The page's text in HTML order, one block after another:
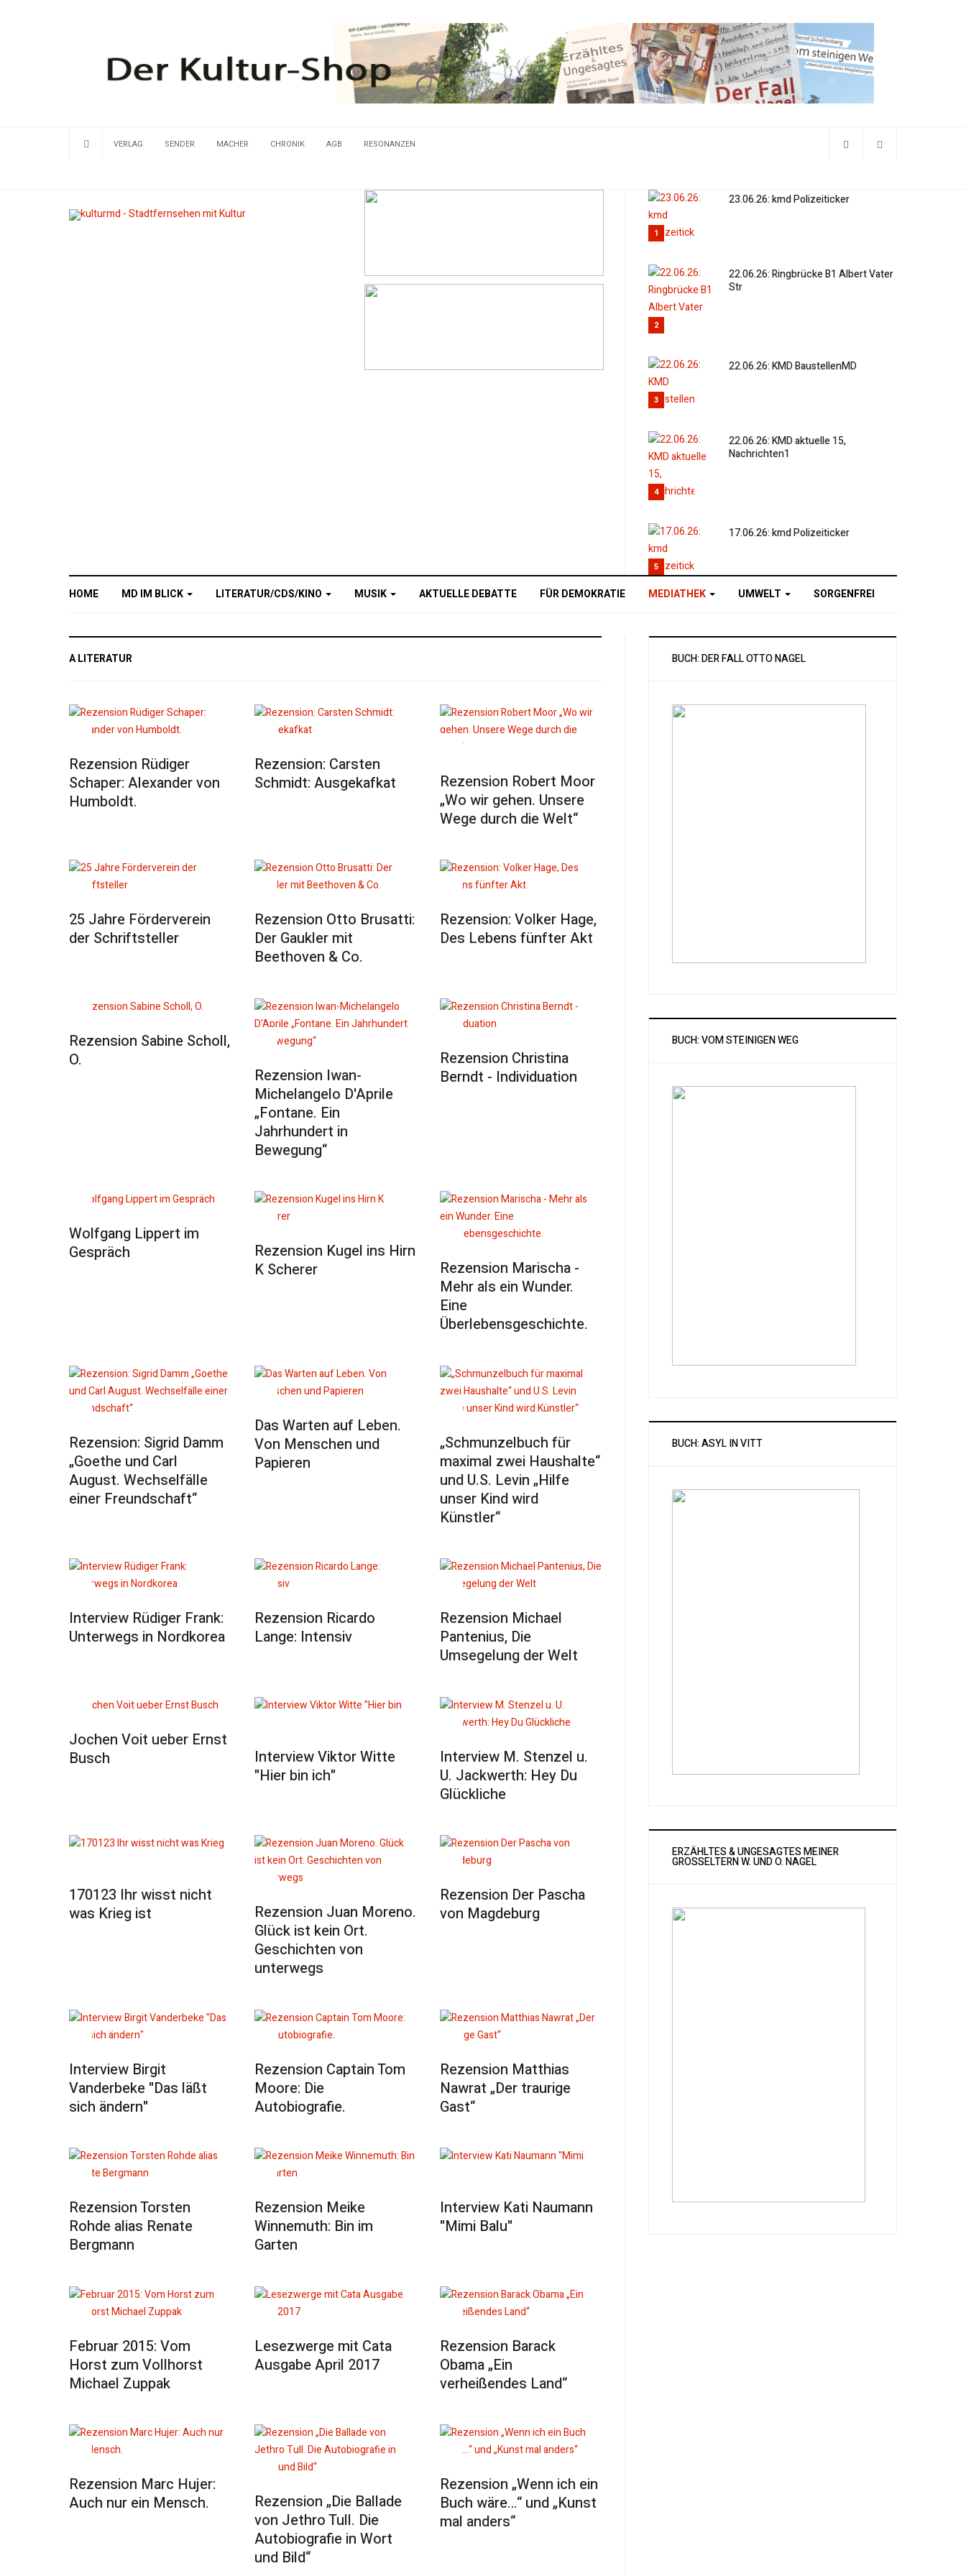
VERLAG SENDER MACHER CHRONIK AGB RESONANZEN
1
23.06.26: kmd Polizeiticker
2
22.06.26: Ringbrücke B1 Albert Vater
Str
3
22.06.26: KMD BaustellenMD
4
22.06.26: KMD aktuelle 15,
Nachrichten1
5
17.06.26: kmd Polizeiticker
HOME MD IM BLICK LITERATUR/CDS/KINO MUSIK AKTUELLE DEBATTE FÜR DEMOKRATIE MEDIATHEK UMWELT SORGENFREI
A LITERATUR
Rezension Rüdiger
Schaper: Alexander von
Humboldt.
Rezension: Carsten
Schmidt: Ausgekafkat
Rezension Robert Moor
„Wo wir gehen. Unsere
Wege durch die Welt“
25 Jahre Förderverein
der Schriftsteller
Rezension Otto Brusatti:
Der Gaukler mit
Beethoven & Co.
Rezension: Volker Hage,
Des Lebens fünfter Akt
Rezension Sabine Scholl,
O.
Rezension Iwan-
Michelangelo D'Aprile
„Fontane. Ein
Jahrhundert in
Bewegung“
Rezension Christina
Berndt - Individuation
Wolfgang Lippert im
Gespräch
Rezension Kugel ins Hirn
K Scherer
Rezension Marischa -
Mehr als ein Wunder.
Eine
Überlebensgeschichte.
Rezension: Sigrid Damm
„Goethe und Carl
August. Wechselfälle
einer Freundschaft“
Das Warten auf Leben.
Von Menschen und
Papieren
„Schmunzelbuch für
maximal zwei Haushalte“
und U.S. Levin „Hilfe
unser Kind wird
Künstler“
Interview Rüdiger Frank:
Unterwegs in Nordkorea
Rezension Ricardo
Lange: Intensiv
Rezension Michael
Pantenius, Die
Umsegelung der Welt
Jochen Voit ueber Ernst
Busch
Interview Viktor Witte
"Hier bin ich"
Interview M. Stenzel u.
U. Jackwerth: Hey Du
Glückliche
170123 Ihr wisst nicht
was Krieg ist
Rezension Juan Moreno.
Glück ist kein Ort.
Geschichten von
unterwegs
Rezension Der Pascha
von Magdeburg
Interview Birgit
Vanderbeke "Das läßt
sich ändern"
Rezension Captain Tom
Moore: Die
Autobiografie.
Rezension Matthias
Nawrat „Der traurige
Gast“
Rezension Torsten
Rohde alias Renate
Bergmann
Rezension Meike
Winnemuth: Bin im
Garten
Interview Kati Naumann
"Mimi Balu"
Februar 2015: Vom
Horst zum Vollhorst
Michael Zuppak
Lesezwerge mit Cata
Ausgabe April 2017
Rezension Barack
Obama „Ein
verheißendes Land“
Rezension Marc Hujer:
Auch nur ein Mensch.
Rezension „Die Ballade
von Jethro Tull. Die
Autobiografie in Wort
und Bild“
Rezension „Wenn ich ein
Buch wäre…“ und „Kunst
mal anders“
BUCH: DER FALL OTTO NAGEL
BUCH: VOM STEINIGEN WEG
BUCH: ASYL IN VITT
ERZÄHLTES & UNGESAGTES MEINER
GROSSELTERN W. UND O. NAGEL